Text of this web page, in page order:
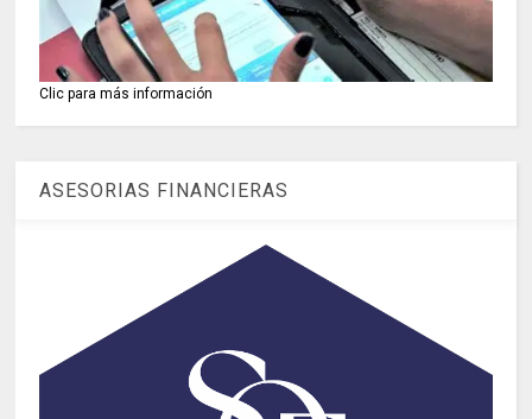
Clic para más información
ASESORIAS FINANCIERAS